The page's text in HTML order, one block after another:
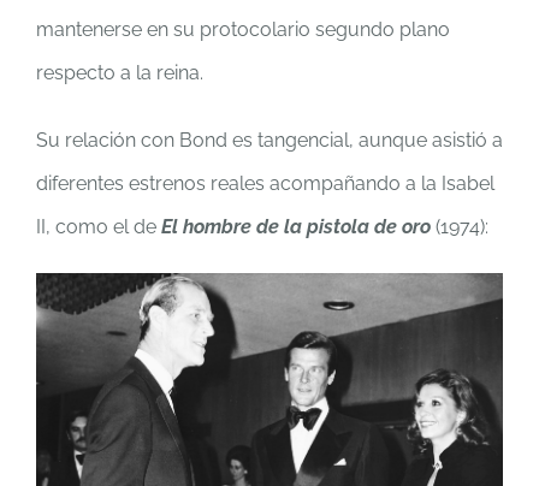
mantenerse en su protocolario segundo plano
respecto a la reina.
Su relación con Bond es tangencial, aunque asistió a
diferentes estrenos reales acompañando a la Isabel
II, como el de El hombre de la pistola de oro (1974):